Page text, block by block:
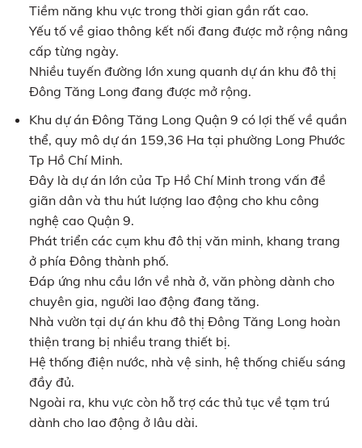
Tiềm năng khu vực trong thời gian gần rất cao.
Yếu tố về giao thông kết nối đang được mở rộng nâng
cấp từng ngày.
Nhiều tuyến đường lớn xung quanh dự án khu đô thị
Đông Tăng Long đang được mở rộng.
Khu dự án Đông Tăng Long Quận 9 có lợi thế về quần
thể, quy mô dự án 159,36 Ha tại phường Long Phước
Tp Hồ Chí Minh.
Đây là dự án lớn của Tp Hồ Chí Minh trong vấn đề
giãn dân và thu hút lượng lao động cho khu công
nghệ cao Quận 9.
Phát triển các cụm khu đô thị văn minh, khang trang
ở phía Đông thành phố.
Đáp ứng nhu cầu lớn về nhà ở, văn phòng dành cho
chuyên gia, người lao động đang tăng.
Nhà vườn tại dự án khu đô thị Đông Tăng Long hoàn
thiện trang bị nhiều trang thiết bị.
Hệ thống điện nước, nhà vệ sinh, hệ thống chiếu sáng
đầy đủ.
Ngoài ra, khu vực còn hỗ trợ các thủ tục về tạm trú
dành cho lao động ở lâu dài.